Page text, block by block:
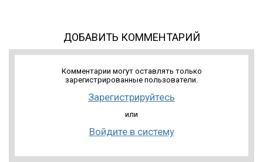
ДОБАВИТЬ КОММЕНТАРИЙ
Комментарии могут оставлять только
зарегистрированные пользователи.
Зарегистрируйтесь
или
Войдите в систему